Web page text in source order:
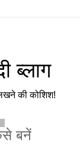
ब्लाग
की कोशिश!
बनें